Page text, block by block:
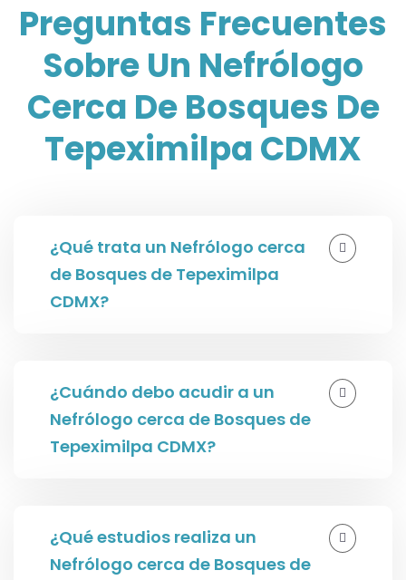
Preguntas Frecuentes
Sobre Un Nefrólogo
Cerca De Bosques De
Tepeximilpa CDMX
¿Qué trata un Nefrólogo cerca
de Bosques de Tepeximilpa
CDMX?
¿Cuándo debo acudir a un
Nefrólogo cerca de Bosques de
Tepeximilpa CDMX?
¿Qué estudios realiza un
Nefrólogo cerca de Bosques de